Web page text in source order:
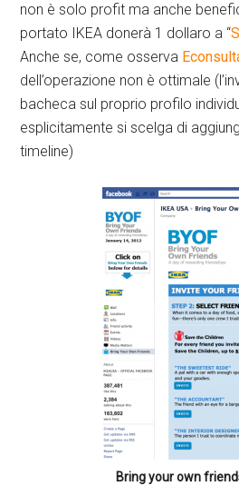
non è solo profit ma anche
portato IKEA donerà 1 dollaro a “
Anche se, come osserva
dell’operazione non è ottimale
bacheca sul proprio profilo
esplicitamente si scelga di
timeline)
Bring your own